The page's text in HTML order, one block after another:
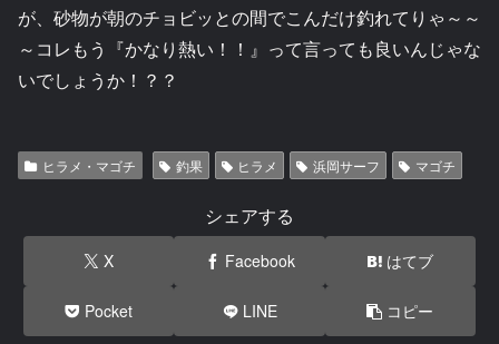
が、砂物が朝のチョビッとの間でこんだけ釣れてりゃ～～
～コレもう『かなり熱い！！』って言っても良いんじゃな
いでしょうか！？？
ヒラメ・マゴチ 釣果 ヒラメ 浜岡サーフ マゴチ
シェアする
X Facebook はてブ
Pocket LINE コピー